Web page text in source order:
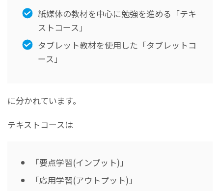
紙媒体の教材を中心に勉強を進める「テキ
ストコース」
タブレット教材を使用した「タブレットコ
ース」
に分かれています。
テキストコースは
「要点学習(インプット)」
「応用学習(アウトプット)」